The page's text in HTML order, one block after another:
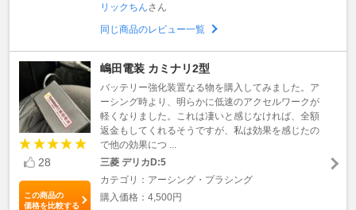
リックちんさん
同じ商品のレビュー一覧
28
この商品の
価格を比較する
嶋田電装 カミナリ2型
バッテリー強化装置なる物を購入してみました。ア
ーシング時より、明らかに低速のアクセルワークが
軽くなりました。これは凄いと感じなければ、全額
返金もしてくれるそうですが、私は効果を感じたの
で他の効果につ ...
三菱 デリカD:5
カテゴリ：アーシング・プラシング
購入価格：4,500円